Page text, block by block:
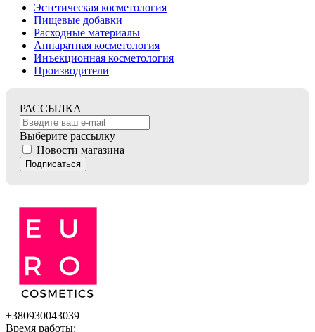
Эстетическая косметология
Пищевые добавки
Расходные материалы
Аппаратная косметология
Инъекционная косметология
Производители
РАССЫЛКА
Выберите рассылку
Новости магазина
Подписаться
+380930043039
Время работы: